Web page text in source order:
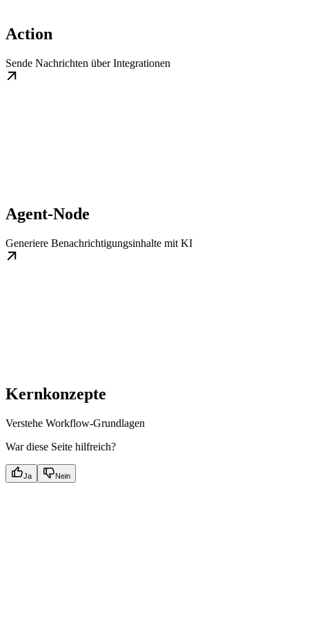
Action
Sende Nachrichten über Integrationen
Agent-Node
Generiere Benachrichtigungsinhalte mit KI
Kernkonzepte
Verstehe Workflow-Grundlagen
War diese Seite hilfreich?
Ja Nein